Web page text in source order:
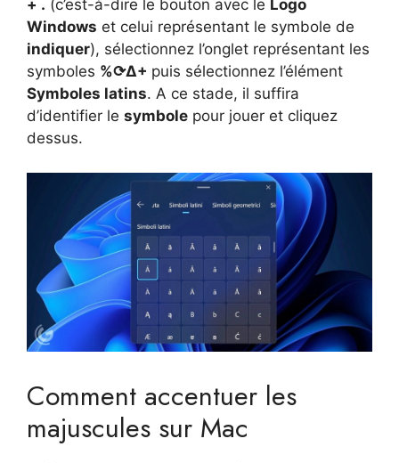
+ . (c’est-à-dire le bouton avec le Logo
Windows et celui représentant le symbole de
indiquer), sélectionnez l’onglet représentant les
symboles %⟳Δ+ puis sélectionnez l’élément
Symboles latins. A ce stade, il suffira
d’identifier le symbole pour jouer et cliquez
dessus.
Comment accentuer les
majuscules sur Mac